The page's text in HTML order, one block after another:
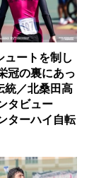
ュートを制し
冠の裏にあっ
統／北桑田高
タビュー
ターハイ自転